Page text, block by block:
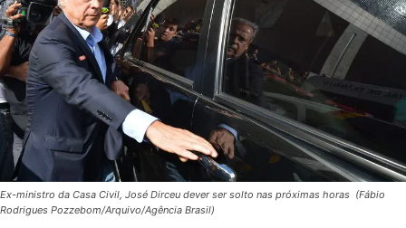
Ex-ministro da Casa Civil, José Dirceu dever ser solto nas próximas horas (Fábio
Rodrigues Pozzebom/Arquivo/Agência Brasil)